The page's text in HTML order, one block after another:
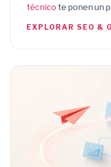
técnico te ponen un
EXPLORAR SEO &